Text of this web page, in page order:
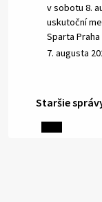
v sobotu 8.
uskutoční
Sparta
7. augusta
6. augusta
Staršie